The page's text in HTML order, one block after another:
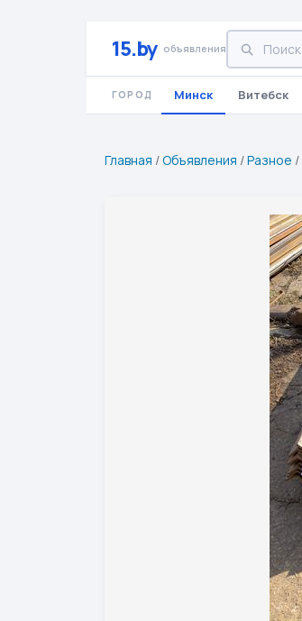
15.by объявления
ГОРОД Минск Витебск
Главная /Объявления /Разное /